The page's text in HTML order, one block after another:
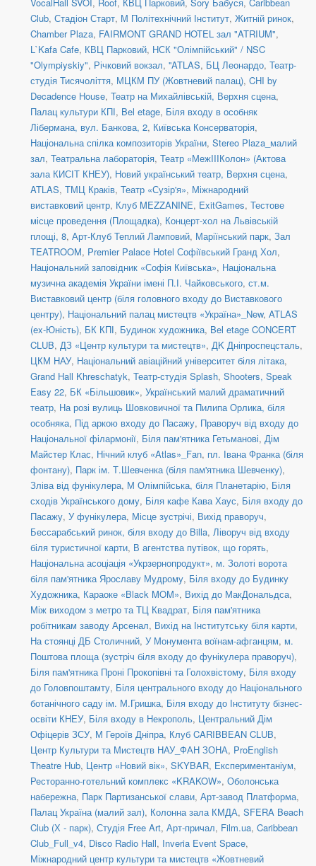
VocalHall SVOI , Roof, КВЦ Парковий, Sory Бабуся, Caribbean
Club, Стадіон Старт, М Політехнічний Інститут, Житній ринок,
Chamber Plaza, FAIRMONT GRAND HOTEL зал "ATRIUM",
L`Kafa Cafe, КВЦ Парковий, НСК "Олімпійський" / NSC
"Olympiyskiy", Річковий вокзал, ''ATLAS, БЦ Леонардо, Театр-
студія Тисячоліття, МЦКМ ПУ (Жовтневий палац), CHI by
Decadence House, Театр на Михайлівській, Верхня сцена,
Палац культури КПІ, Bel etage, Біля входу в особняк
Лібермана, вул. Банкова, 2, Київська Консерваторія,
Національна спілка композиторів України, Stereo Plaza_малий
зал, Театральна лабораторія, Театр «МежIIIКолон» (Актова
зала КИСІТ КНЕУ), Новий український театр, Верхня сцена,
ATLAS, ТМЦ Краків, Театр «Сузір'я», Міжнародний
виставковий центр, Клуб MEZZANINE, ExitGames, Тестове
місце проведення (Площадка), Концерт-хол на Львівській
площі, 8, Арт-Клуб Теплий Ламповий, Маріїнський парк, Зал
TEATROOM, Premier Palace Hotel Софіївський Гранд Хол,
Національний заповідник «Софія Київська», Національна
музична академія України імені П.І. Чайковського, ст.м.
Виставковий центр (біля головного входу до Виставкового
центру), Національний палац мистецтв «Україна»_New, ATLAS
(ex-Юність), БК КПІ, Будинок художника, Bel etage CONCERT
CLUB, ДЗ «Центр культури та мистецтв», ДK Дніпроспецсталь,
ЦКМ НАУ, Національний авіаційний університет біля літака,
Grand Hall Khreschatyk, Театр-студія Splash, Shooters, Speak
Easy 22, БК «Більшовик», Український малий драматичний
театр, На розі вулиць Шовковичної та Пилипа Орлика, біля
особняка, Під аркою входу до Пасажу, Праворуч від входу до
Національної філармонії, Біля пам'ятника Гетьманові, Дім
Майстер Клас, Нічний клуб «Atlas»_Fan, пл. Івана Франка (біля
фонтану), Парк ім. Т.Шевченка (біля пам'ятника Шевченку),
Зліва від фунікулера, М Олімпійська, біля Планетарію, Біля
сходів Українського дому, Біля кафе Кава Хаус, Біля входу до
Пасажу, У фунікулера, Місце зустрічі, Вихід праворуч,
Бессарабський ринок, біля входу до Billa, Ліворуч від входу
біля туристичної карти, В агентства путівок, що горять,
Національна асоціація «Укрзернопродукт», м. Золоті ворота
біля пам'ятника Ярославу Мудрому, Біля входу до Будинку
Художника, Караоке «Black MOM», Вихід до МакДональдса,
Між виходом з метро та ТЦ Квадрат, Біля пам'ятника
робітникам заводу Арсенал, Вихід на Інститутську біля карти,
На стоянці ДБ Столичний, У Монумента воїнам-афганцям, м.
Поштова площа (зустріч біля входу до фунікулера праворуч),
Біля пам'ятника Проні Прокопівні та Голохвістому, Біля входу
до Головпоштамту, Біля центрального входу до Національного
ботанічного саду ім. М.Гришка, Біля входу до Інституту бізнес-
освіти КНЕУ, Біля входу в Некрополь, Центральний Дім
Офіцерів ЗСУ, М Героїв Дніпра, Клуб CARIBBEAN CLUB,
Центр Культури та Мистецтв НАУ_ФАН ЗОНА, ProEnglish
Theatre Hub, Центр «Новий вік», SKYBAR, Експериментаніум,
Ресторанно-готельний комплекс «KRAKOW», Оболонська
набережна, Парк Партизанської слави, Арт-завод Платформа,
Палац Україна (малий зал), Колонна зала КМДА, SFERA Beach
Club (Х - парк), Студія Free Art, Арт-причал, Film.ua, Caribbean
Club_Full_v4, Disco Radio Hall, Inveria Event Space,
Міжнародний центр культури та мистецтв «Жовтневий